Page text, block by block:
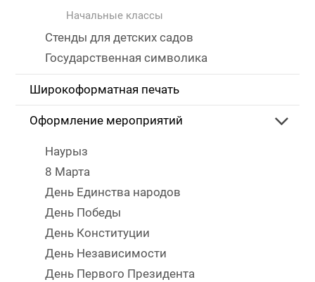
Начальные классы
Стенды для детских садов
Государственная символика
Широкоформатная печать
Оформление мероприятий
Наурыз
8 Марта
День Единства народов
День Победы
День Конституции
День Независимости
День Первого Президента